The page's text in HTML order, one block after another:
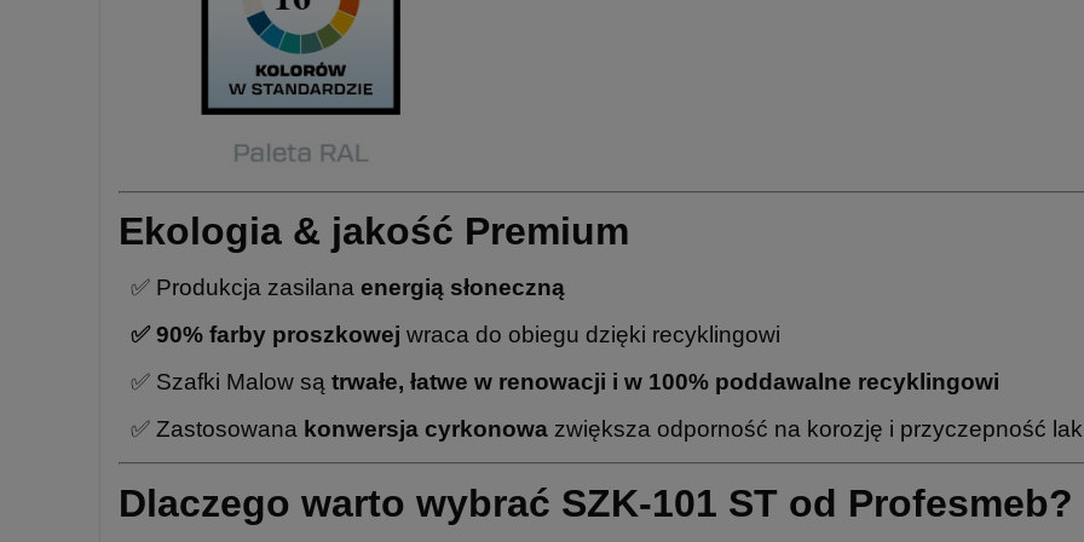
Ekologia & jakość Premium
✅ Produkcja zasilana energią słoneczną
✅ 90% farby proszkowej wraca do obiegu dzięki recyklingowi
✅ Szafki Malow są trwałe, łatwe w renowacji i w 100% poddawalne recyklingowi
✅ Zastosowana konwersja cyrkonowa zwiększa odporność na korozję i przyczepność
Dlaczego warto wybrać SZK-101 ST od Profesmeb?